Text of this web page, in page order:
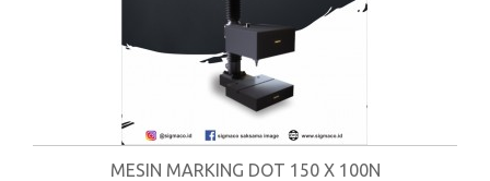
MESIN MARKING DOT 150 X 100N